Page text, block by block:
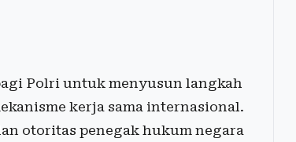
Polri untuk menyusun langkah
kerja sama internasional.
otoritas penegak hukum negara